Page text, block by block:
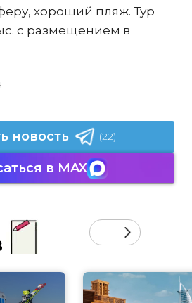
хороший пляж. Тур
с размещением в
новость (22)
в MAX